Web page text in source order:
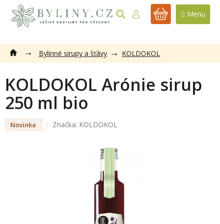
obsah
NÁKUPNÍ
Bylinné sirupy a šťávy KOLDOKOL
KOLDOKOL Arónie sirup
250 ml bio
Novinka Značka: KOLDOKOL